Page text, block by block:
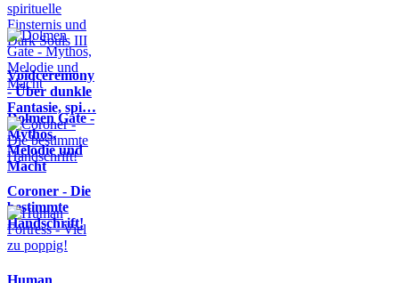
Voidceremony
- Über dunkle
Fantasie, spi…
Dolmen Gate -
Mythos,
Melodie und
Macht
Coroner - Die
bestimmte
Handschrift!